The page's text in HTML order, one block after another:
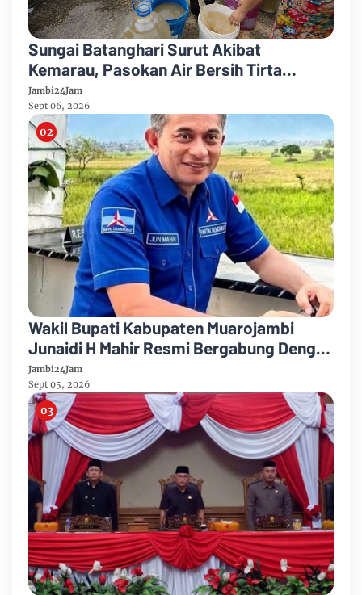
Sungai Batanghari Surut Akibat
Kemarau, Pasokan Air Bersih Tirta
Mayang Jambi Keruh
Jambi24Jam
Sept 06, 2026
Wakil Bupati Kabupaten Muarojambi
Junaidi H Mahir Resmi Bergabung Dengan
Partai Demikrat
Jambi24Jam
Sept 05, 2026